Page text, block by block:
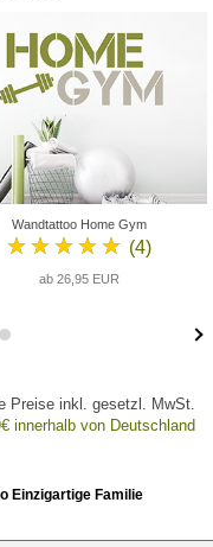
Wandtattoo Home Gym
★★★★★ (4)
ab 26,95 EUR
Preise inkl. gesetzl. MwSt.
innerhalb von Deutschland
Einzigartige Familie